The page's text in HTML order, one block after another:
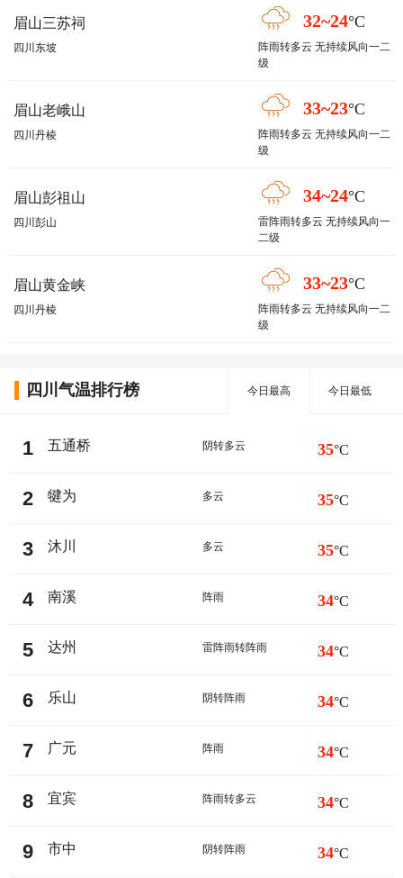
眉山三苏祠
四川东坡
32~24°C
阵雨转多云 无持续风向一二
级
眉山老峨山
四川丹棱
33~23°C
阵雨转多云 无持续风向一二
级
眉山彭祖山
四川彭山
34~24°C
雷阵雨转多云 无持续风向一
二级
眉山黄金峡
四川丹棱
33~23°C
阵雨转多云 无持续风向一二
级
四川气温排行榜 今日最高 今日最低
1 五通桥 阴转多云 35°C
2 犍为 多云 35°C
3 沐川 多云 35°C
4 南溪 阵雨 34°C
5 达州 雷阵雨转阵雨 34°C
6 乐山 阴转阵雨 34°C
7 广元 阵雨 34°C
8 宜宾 阵雨转多云 34°C
9 市中 阴转阵雨 34°C